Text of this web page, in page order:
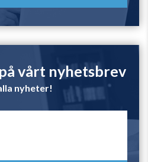
vårt nyhetsbrev
nyheter!